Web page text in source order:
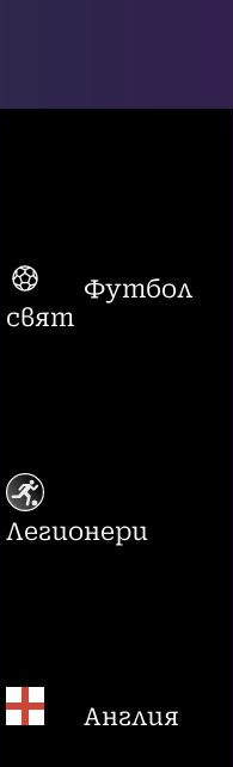
Футбол
свят
Легионери
Англия